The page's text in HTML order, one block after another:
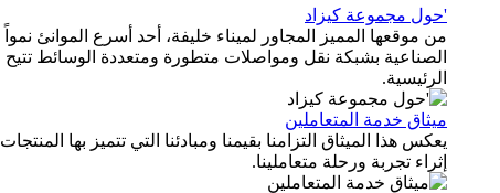
'حول مجموعة كيزاد
من موقعها المميز المجاور لميناء خليفة، أحد أسرع الموانئ
الصناعية بشبكة نقل ومواصلات متطورة ومتعددة الوسائط تتيح
الرئيسية.
ميثاق خدمة المتعاملين
يعكس هذا الميثاق التزامنا بقيمنا ومبادئنا التي تتميز بها
إثراء تجربة ورحلة متعاملينا.